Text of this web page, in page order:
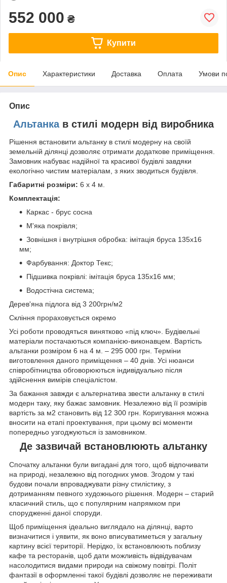
552 000 ₴
Купити
Опис Характеристики Доставка Оплата Умови
Опис
Альтанкав стилі модерн від виробника
Рішення встановити альтанку в стилі модерну на своїй
земельній ділянці дозволяє отримати додаткове приміщення.
Замовник набуває надійної та красивої будівлі завдяки
екологічно чистим матеріалам, з яких зводиться будівля.
Габаритні розміри: 6 х 4 м.
Комплектація:
Каркас - брус сосна
М'яка покрівля;
Зовнішня і внутрішня обробка: імітація бруса 135х16
мм;
Фарбування: Доктор Текс;
Підшивка покрівлі: імітація бруса 135х16 мм;
Водостічна система;
Дерев'яна підлога від 3 200грн/м2
Скління прораховується окремо
Усі роботи проводяться винятково «під ключ». Будівельні
матеріали постачаються компанією-виконавцем. Вартість
альтанки розміром 6 на 4 м. – 295 000 грн. Терміни
виготовлення даного приміщення – 40 днів. Усі нюанси
співробітництва обговорюються індивідуально після
здійснення вимірів спеціалістом.
За бажання завжди є альтернатива звести альтанку в стилі
модерн таку, яку бажає замовник. Незалежно від її розмірів
вартість за м2 становить від 12 300 грн. Коригування можна
вносити на етапі проектування, при цьому всі моменти
попередньо узгоджуються із замовником.
Де зазвичай встановлюють альтанку
Спочатку альтанки були вигадані для того, щоб відпочивати
на природі, незалежно від погодних умов. Згодом у такі
будови почали впроваджувати різну стилістику, з
дотриманням певного художнього рішення. Модерн – старий
класичний стиль, що є популярним напрямком при
спорудженні даної споруди.
Щоб приміщення ідеально виглядало на ділянці, варто
визначитися і уявити, як воно вписуватиметься у загальну
картину всієї території. Нерідко, їх встановлюють поблизу
кафе та ресторанів, щоб дати можливість відвідувачам
насолодитися видами природи на свіжому повітрі. Політ
фантазії в оформленні такої будівлі дозволяє не переживати